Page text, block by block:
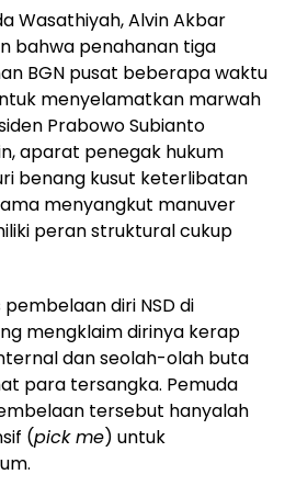
Wasathiyah, Alvin Akbar
bahwa penahanan tiga
BGN pusat beberapa waktu
menyelamatkan marwah
Prabowo Subianto
aparat penegak hukum
benang kusut keterlibatan
menyangkut manuver
peran struktural cukup
diri NSD di
mengklaim dirinya kerap
dan seolah-olah buta
para tersangka. Pemuda
tersebut hanyalah
(pick me) untuk